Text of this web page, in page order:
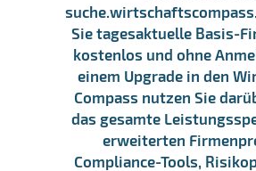
Sie tagesaktuelle Basis-
kostenlos und ohne
einem Upgrade in den
Compass nutzen Sie
das gesamte
erweiterten
Compliance-Tools,